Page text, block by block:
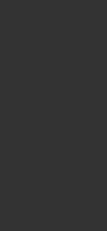
EVETTE